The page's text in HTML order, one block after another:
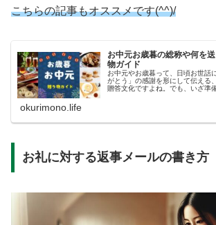
こちらの記事もオススメです(^^)/
お中元お歳暮の総称や何を
物ガイド
お中元やお歳暮って、日頃お世話
がとう」の感謝を形にして伝える
贈答文化ですよね。でも、いざ準
okurimono.life
お礼に対する返事メールの書き方